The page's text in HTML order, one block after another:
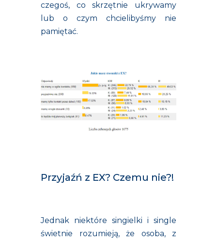
czegoś, co skrzętnie ukrywamy
lub o czym chcielibyśmy nie
pamiętać.
Przyjaźń z EX? Czemu nie?!
Jednak niektóre singielki i single
świetnie rozumieją, że osoba, z